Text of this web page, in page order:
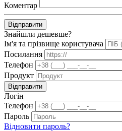
Коментар
Відправити
Знайшли дешевше?
Ім'я та прізвище користувача
Посилання
Телефон
Продукт
Відправити
Логін
Телефон
Пароль
Відновити пароль?